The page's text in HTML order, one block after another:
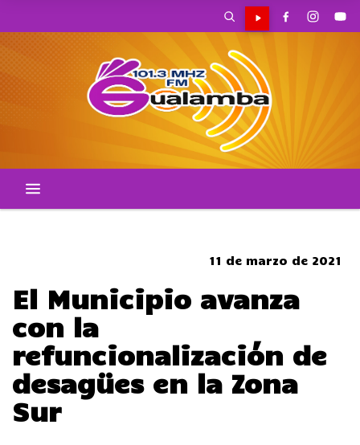
11 de marzo de 2021
El Municipio avanza
con la
refuncionalización de
desagües en la Zona
Sur